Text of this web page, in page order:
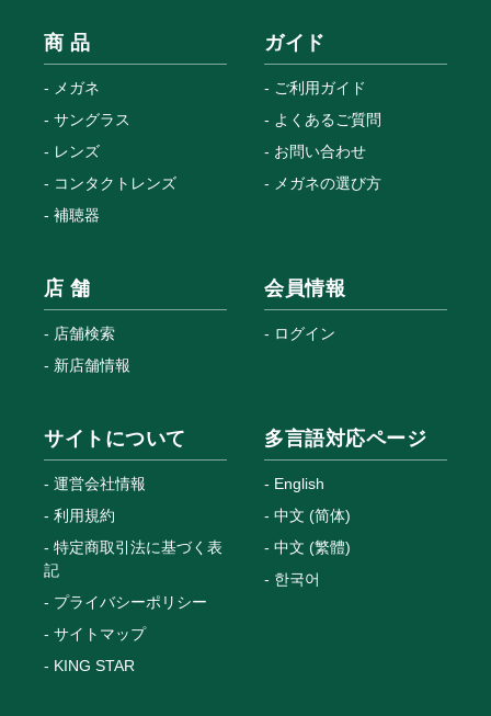
商 品
メガネ
サングラス
レンズ
コンタクトレンズ
補聴器
ガイド
ご利用ガイド
よくあるご質問
お問い合わせ
メガネの選び方
店 舗
店舗検索
新店舗情報
会員情報
ログイン
サイトについて
運営会社情報
利用規約
特定商取引法に基づく表
記
プライバシーポリシー
サイトマップ
KING STAR
多言語対応ページ
English
中文 (简体)
中文 (繁體)
한국어